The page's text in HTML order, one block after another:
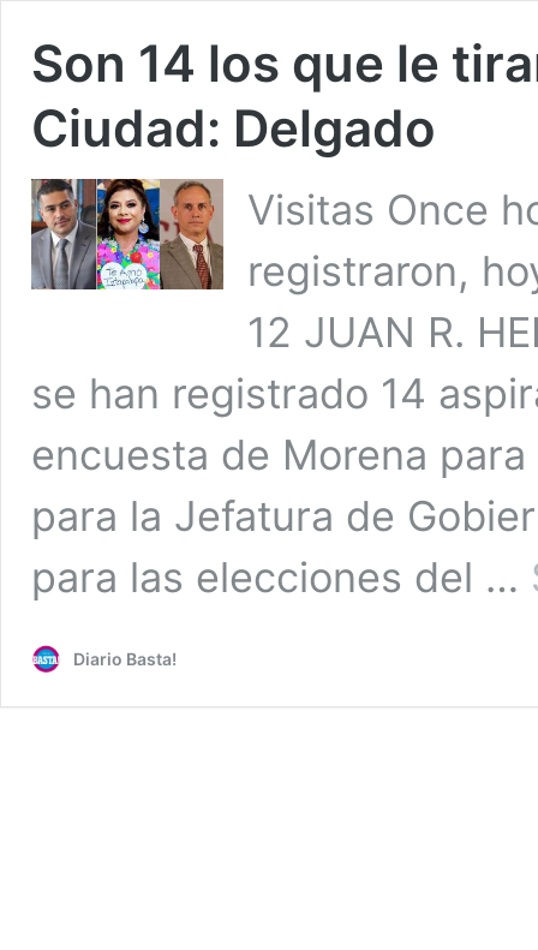
Son 14 los que le
Ciudad: Delgado
Visitas Once
registraron,
12 JUAN R.
se han registrado 14
encuesta de Morena
para la Jefatura de
para las elecciones del …
Diario Basta!